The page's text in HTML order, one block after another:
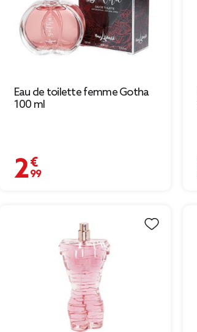
Eau de toilette femme Gotha
100 ml
2,99 €